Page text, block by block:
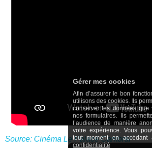
Source: Cinéma Le Palace Cambrai
Gérer mes cookies
Afin d’assurer le bon
utilisons des cookies. Ils
conserver les données que
nos formulaires. Ils
l’audience de manière
votre expérience. Vous
tout moment en accédant
confidentialité